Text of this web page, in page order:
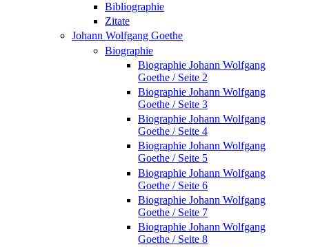
Bibliographie
Zitate
Johann Wolfgang Goethe
Biographie
Biographie Johann Wolfgang
Goethe / Seite 2
Biographie Johann Wolfgang
Goethe / Seite 3
Biographie Johann Wolfgang
Goethe / Seite 4
Biographie Johann Wolfgang
Goethe / Seite 5
Biographie Johann Wolfgang
Goethe / Seite 6
Biographie Johann Wolfgang
Goethe / Seite 7
Biographie Johann Wolfgang
Goethe / Seite 8